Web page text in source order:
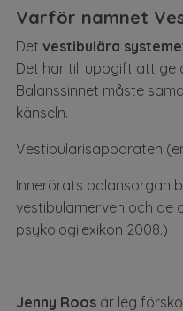
Varför namnet
Det vestibulära
Det har till uppgift att ge
Balanssinnet måste
känseln.
Vestibularisapparaten
Innerörats balansorgan
vestibularnerven och de
psykologilexikon 2008.)
Jenny Roos är leg